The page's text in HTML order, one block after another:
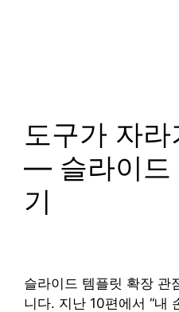
도구가 자
— 슬라이드
기
슬라이드 템플릿 확장 관
니다. 지난 10편에서 “내